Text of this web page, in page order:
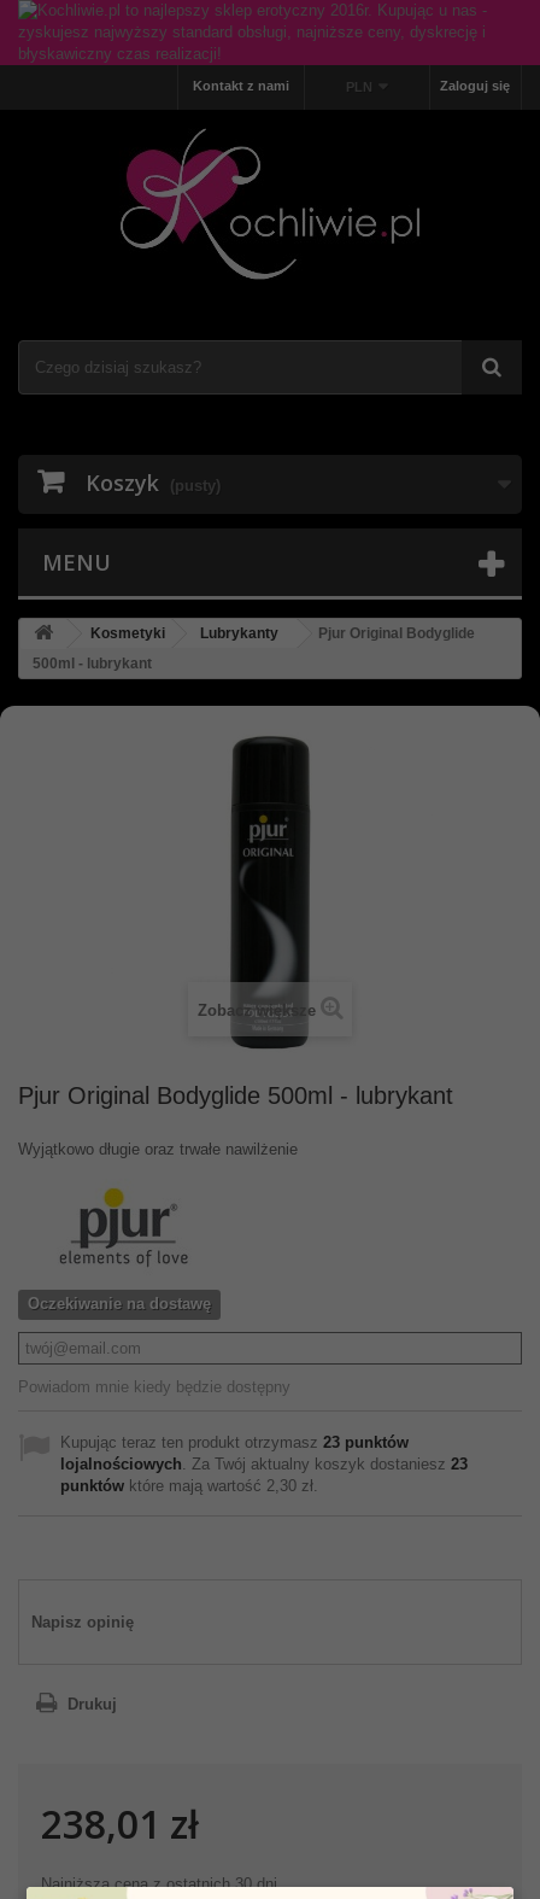
Zaloguj się
PLN
Kontakt z nami
Koszyk (pusty)
MENU
Kosmetyki Lubrykanty
Pjur Original Bodyglide
500ml - lubrykant
Zobacz większe
Pjur Original Bodyglide 500ml - lubrykant
Wyjątkowo długie oraz trwałe nawilżenie
Oczekiwanie na dostawę
Powiadom mnie kiedy będzie dostępny
Kupując teraz ten produkt otrzymasz 23 punktów
lojalnościowych. Za Twój aktualny koszyk dostaniesz 23
punktów które mają wartość 2,30 zł.
Napisz opinię
Drukuj
238,01 zł
Najniższa cena z ostatnich 30 dni